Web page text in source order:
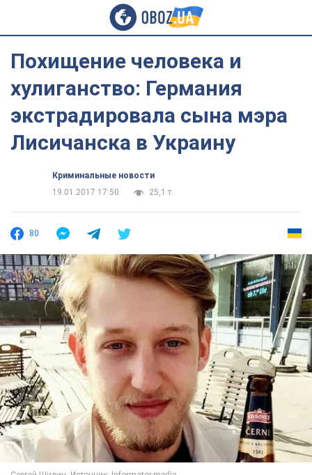
Похищение человека и
хулиганство: Германия
экстрадировала сына мэра
Лисичанска в Украину
Криминальные новости
19.01.2017 17:50
25,1 т.
80